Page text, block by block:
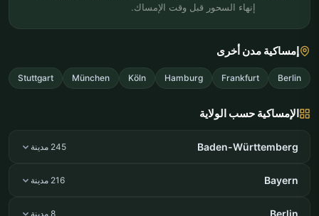
إنهاء السحور قبل وقت الإمساك.
إمساكية مدن أخرى
Berlin
Frankfurt
Hamburg
Köln
München
Stuttgart
الإمساكية حسب الولاية
Baden-Württemberg 245 مدينة
Bayern 216 مدينة
8 مدينة